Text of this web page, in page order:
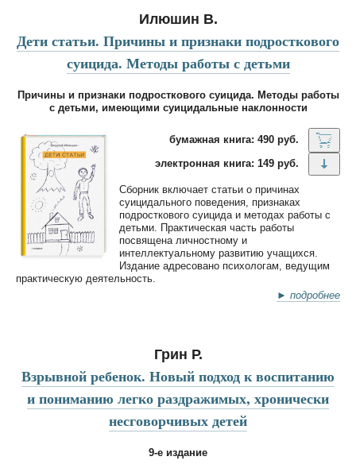
Илюшин В.
Дети статьи. Причины и признаки подросткового
суицида. Методы работы с детьми
Причины и признаки подросткового суицида. Методы работы
с детьми, имеющими суицидальные наклонности
бумажная книга: 490 руб.
электронная книга: 149 руб.
Сборник включает статьи о причинах
суицидального поведения, признаках
подросткового суицида и методах работы с
детьми. Практическая часть работы
посвящена личностному и
интеллектуальному развитию учащихся.
Издание адресовано психологам, ведущим
практическую деятельность.
► подробнее
Грин Р.
Взрывной ребенок. Новый подход к воспитанию
и пониманию легко раздражимых, хронически
несговорчивых детей
9-е издание